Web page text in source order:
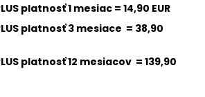
platnosť 1 mesiac = 14,90 EUR
platnosť 3 mesiace = 38,90
platnosť 12 mesiacov = 139,90